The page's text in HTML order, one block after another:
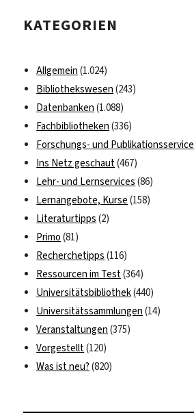
KATEGORIEN
Allgemein (1.024)
Bibliothekswesen (243)
Datenbanken (1.088)
Fachbibliotheken (336)
Forschungs- und Publikationsservice
Ins Netz geschaut(467)
Lehr- und Lernservices (86)
Lernangebote, Kurse (158)
Literaturtipps (2)
Primo (81)
Recherchetipps (116)
Ressourcen im Test(364)
Universitätsbibliothek(440)
Universitätssammlungen (14)
Veranstaltungen (375)
Vorgestellt(120)
Was ist neu? (820)